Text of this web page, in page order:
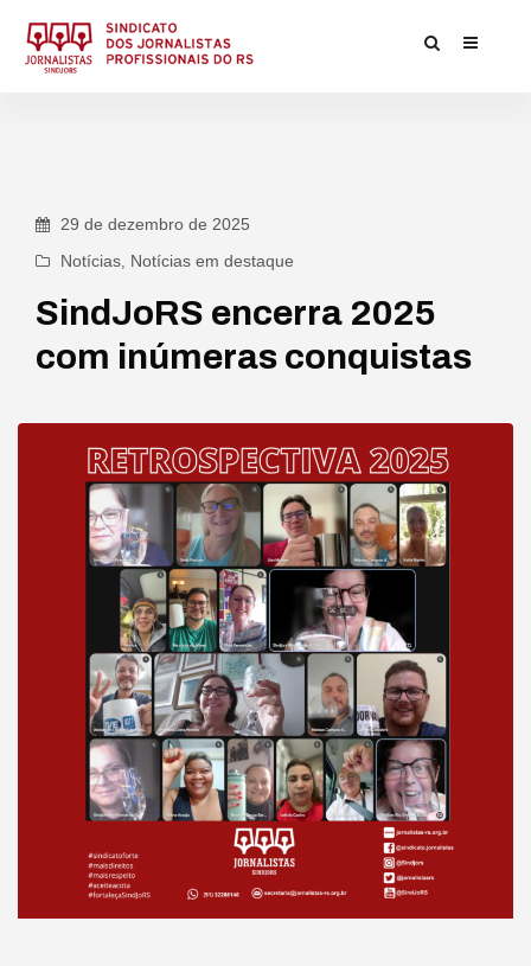
29 de dezembro de 2025
Notícias, Notícias em destaque
SindJoRS encerra 2025
com inúmeras conquistas